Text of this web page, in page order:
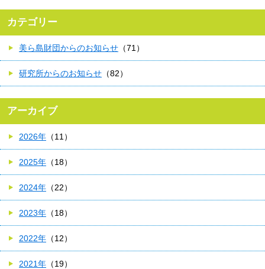
カテゴリー
美ら島財団からのお知らせ （71）
研究所からのお知らせ （82）
アーカイブ
2026年 （11）
2025年 （18）
2024年 （22）
2023年 （18）
2022年 （12）
2021年 （19）